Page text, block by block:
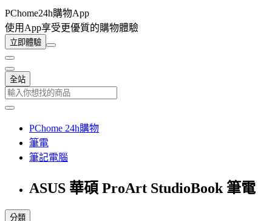
PChome24h購物App
使用App享受更優質的購物體驗
立即體驗
全站
PChome 24h購物
筆電
筆記電腦
ASUS 華碩 ProArt StudioBook 筆電
分類